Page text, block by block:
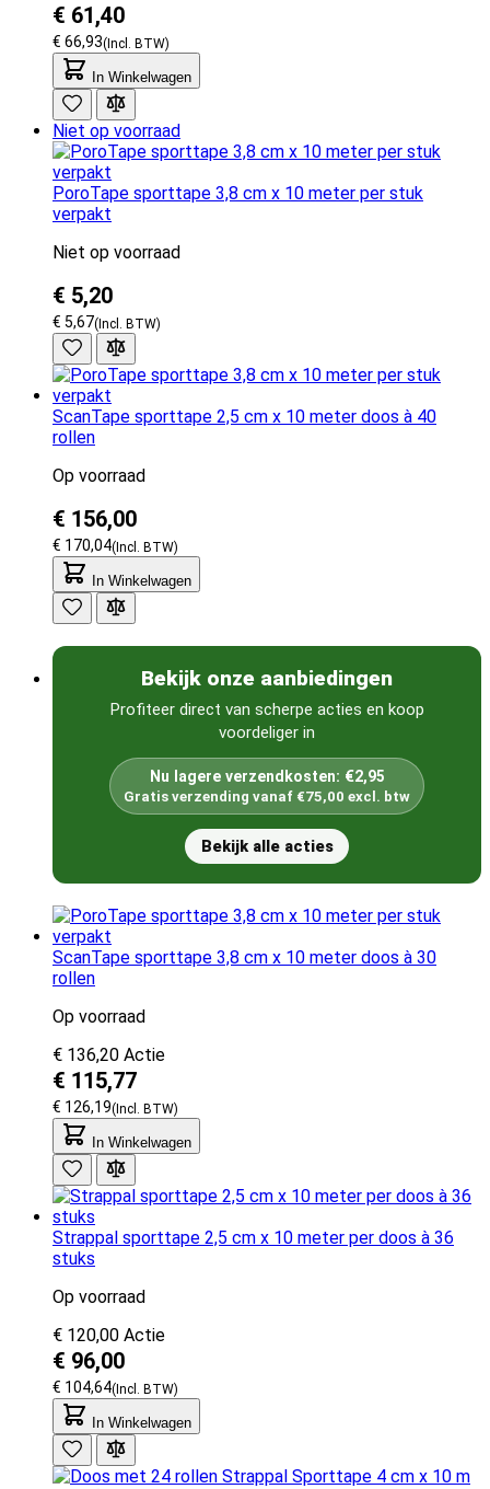
€ 66,93
€ 61,40
In Winkelwagen
Niet op voorraad
PoroTape sporttape 3,8 cm x 10 meter per stuk
verpakt
Niet op voorraad
€ 5,67
€ 5,20
ScanTape sporttape 2,5 cm x 10 meter doos à 40
rollen
Op voorraad
€ 170,04
€ 156,00
In Winkelwagen
Bekijk onze aanbiedingen
Profiteer direct van scherpe acties en koop
voordeliger in
Nu lagere verzendkosten: €2,95
Gratis verzending vanaf €75,00 excl. btw
Bekijk alle acties
ScanTape sporttape 3,8 cm x 10 meter doos à 30
rollen
Op voorraad
€ 136,20 Actie
€ 126,19
€ 115,77
In Winkelwagen
Strappal sporttape 2,5 cm x 10 meter per doos à 36
stuks
Op voorraad
€ 120,00 Actie
€ 104,64
€ 96,00
In Winkelwagen